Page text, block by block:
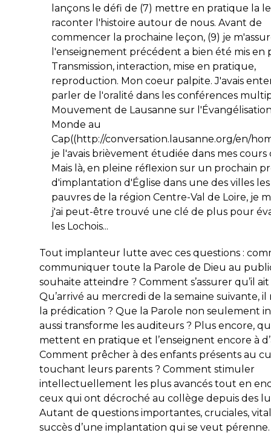
lançons le défi de (7) mettre en pratique la
raconter l'histoire autour de nous. Avant de
commencer la prochaine leçon, (9) je
l'enseignement précédent a bien été mis en
Transmission, interaction, mise en pratique,
reproduction. Mon coeur palpite. J'avais
parler de l'oralité dans les conférences
Mouvement de Lausanne sur
Monde au
Cap((http://conversation.lausanne.org/en/
je l'avais brièvement étudiée dans mes cours
Mais là, en pleine réflexion sur un prochain
d'implantation d'Église dans une des villes
pauvres de la région Centre-Val de Loire, je
j'ai peut-être trouvé une clé de plus pour
les Lochois...
Tout implanteur lutte avec ces questions :
communiquer toute la Parole de Dieu au
souhaite atteindre ? Comment s’assurer qu’il
Qu’arrivé au mercredi de la semaine suivante, il
la prédication ? Que la Parole non seulement
aussi transforme les auditeurs ? Plus encore,
mettent en pratique et l’enseignent encore à
Comment prêcher à des enfants présents au
touchant leurs parents ? Comment stimuler
intellectuellement les plus avancés tout en
ceux qui ont décroché au collège depuis des
Autant de questions importantes, cruciales,
succès d’une implantation qui se veut pérenne.